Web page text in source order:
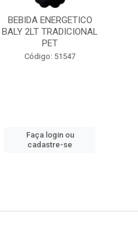
BEBIDA ENERGETICO
BALY 2LT TRADICIONAL
PET
Código: 51547
Faça login ou
cadastre-se